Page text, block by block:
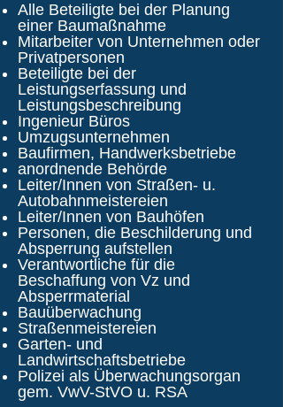
Alle Beteiligte bei der Planung
einer Baumaßnahme
Mitarbeiter von Unternehmen oder
Privatpersonen
Beteiligte bei der
Leistungserfassung und
Leistungsbeschreibung
Ingenieur Büros
Umzugsunternehmen
Baufirmen, Handwerksbetriebe
anordnende Behörde
Leiter/Innen von Straßen- u.
Autobahnmeistereien
Leiter/Innen von Bauhöfen
Personen, die Beschilderung und
Absperrung aufstellen
Verantwortliche für die
Beschaffung von Vz und
Absperrmaterial
Bauüberwachung
Straßenmeistereien
Garten- und
Landwirtschaftsbetriebe
Polizei als Überwachungsorgan
gem. VwV-StVO u. RSA